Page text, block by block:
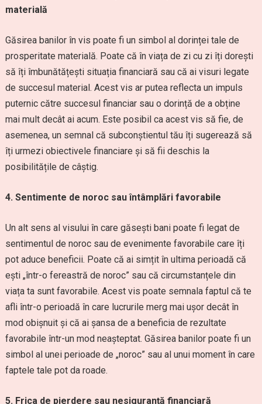
materială
Găsirea banilor în vis poate fi un simbol al dorinței tale de
prosperitate materială. Poate că în viața de zi cu zi îți dorești
să îți îmbunătățești situația financiară sau că ai visuri legate
de succesul material. Acest vis ar putea reflecta un impuls
puternic către succesul financiar sau o dorință de a obține
mai mult decât ai acum. Este posibil ca acest vis să fie, de
asemenea, un semnal că subconștientul tău îți sugerează să
îți urmezi obiectivele financiare și să fii deschis la
posibilitățile de câștig.
4. Sentimente de noroc sau întâmplări favorabile
Un alt sens al visului în care găsești bani poate fi legat de
sentimentul de noroc sau de evenimente favorabile care îți
pot aduce beneficii. Poate că ai simțit în ultima perioadă că
ești „într-o fereastră de noroc” sau că circumstanțele din
viața ta sunt favorabile. Acest vis poate semnala faptul că te
afli într-o perioadă în care lucrurile merg mai ușor decât în
mod obișnuit și că ai șansa de a beneficia de rezultate
favorabile într-un mod neașteptat. Găsirea banilor poate fi un
simbol al unei perioade de „noroc” sau al unui moment în care
faptele tale pot da roade.
5. Frica de pierdere sau nesiguranță financiară